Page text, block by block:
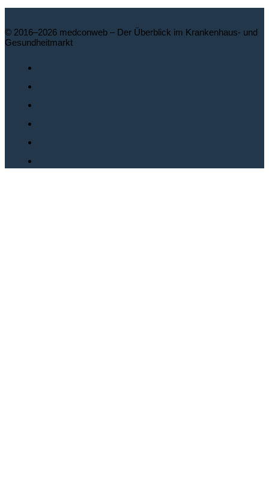
© 2016–2026 medconweb – Der Überblick im Krankenhaus- und
Gesundheitmarkt